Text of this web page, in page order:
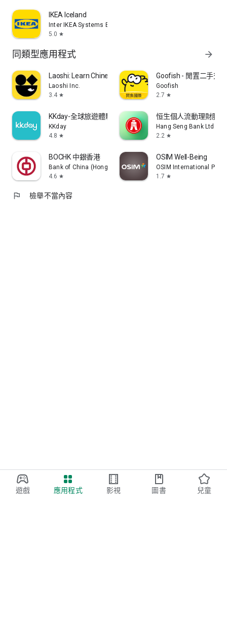
遊戲 應用程式 影視 圖書 兒童
IKEA Iceland
Inter IKEA Systems B.V
5.0 star
同類型應用程式 arrow_forward
Laoshi: Learn Chinese & HSK
Laoshi Inc.
3.4 star
Goofish - 閒置二手交
Goofish
2.7 star
KKday-全球旅遊體驗
KKday
4.8 star
恒生個人流動理財服務
Hang Seng Bank Ltd
2.2 star
BOCHK 中銀香港
Bank of China (Hong Kong) Limited
4.6 star
OSIM Well-Being
OSIM International Pte.
1.7 star
flag 檢舉不當內容